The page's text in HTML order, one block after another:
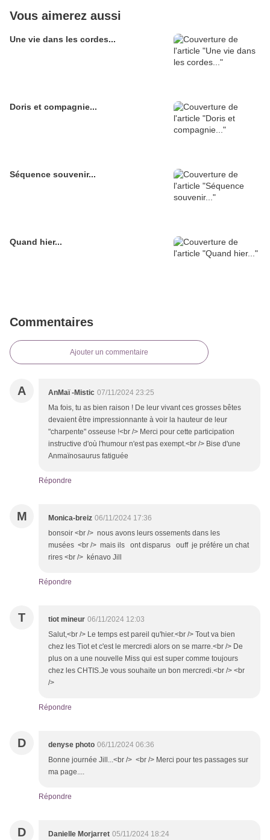
Vous aimerez aussi
Une vie dans les cordes...
Doris et compagnie...
Séquence souvenir...
Quand hier...
Commentaires
Ajouter un commentaire
A AnMaï -Mistic 07/11/2024 23:25
Ma fois, tu as bien raison ! De leur vivant ces grosses bêtes
devaient être impressionnante à voir la hauteur de leur
"charpente" osseuse !<br /> Merci pour cette participation
instructive d'où l'humour n'est pas exempt.<br /> Bise d'une
Anmaïnosaurus fatiguée
Répondre
M Monica-breiz 06/11/2024 17:36
bonsoir <br /> nous avons leurs ossements dans les
musées <br /> mais ils ont disparus ouff je préfére un chat
rires <br /> kénavo Jill
Répondre
T tiot mineur 06/11/2024 12:03
Salut,<br /> Le temps est pareil qu'hier.<br /> Tout va bien
chez les Tiot et c'est le mercredi alors on se marre.<br /> De
plus on a une nouvelle Miss qui est super comme toujours
chez les CHTIS.Je vous souhaite un bon mercredi.<br /> <br
/>
Répondre
D denyse photo 06/11/2024 06:36
Bonne journée Jill...<br /> <br /> Merci pour tes passages sur
ma page....
Répondre
D Danielle Morjarret 05/11/2024 18:24